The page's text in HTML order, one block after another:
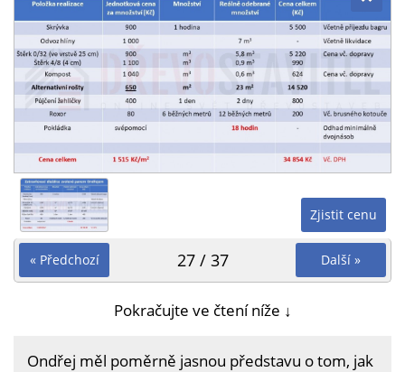
Zjistit cenu
« Předchozí Další »
27 / 37
Pokračujte ve čtení níže ↓
Ondřej měl poměrně jasnou představu o tom, jak